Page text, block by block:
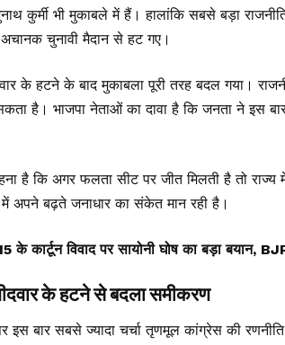
कुर्मी भी मुकाबले में हैं। हालांकि सबसे बड़ा
चुनावी मैदान से हट गए।
के हटने के बाद मुकाबला पूरी तरह बदल गया।
है। भाजपा नेताओं का दावा है कि जनता ने इस
है कि अगर फलता सीट पर जीत मिलती है तो
में अपने बढ़ते जनाधार का संकेत मान रही है।
के कार्टून विवाद पर सायोनी घोष का बड़ा बयान,
के हटने से बदला समीकरण
इस बार सबसे ज्यादा चर्चा तृणमूल कांग्रेस की